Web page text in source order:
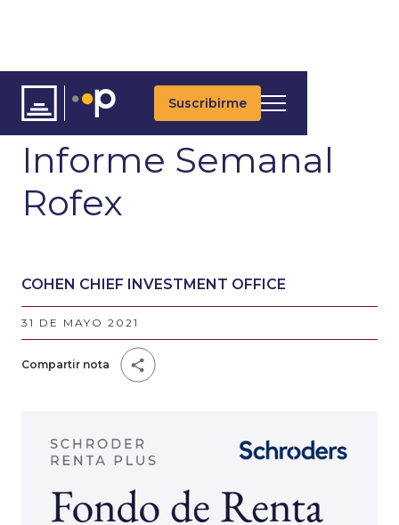
Suscribirme
ARTÍCULOS
Informe Semanal
Rofex
COHEN CHIEF INVESTMENT OFFICE
31 DE MAYO 2021
Compartir nota